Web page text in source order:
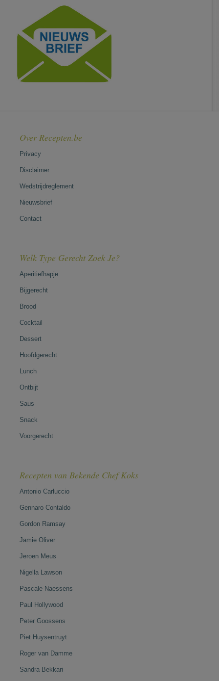
Over Recepten.be
Privacy
Disclaimer
Wedstrijdreglement
Nieuwsbrief
Contact
Welk Type Gerecht Zoek Je?
Aperitiefhapje
Bijgerecht
Brood
Cocktail
Dessert
Hoofdgerecht
Lunch
Ontbijt
Saus
Snack
Voorgerecht
Recepten van Bekende Chef Koks
Antonio Carluccio
Gennaro Contaldo
Gordon Ramsay
Jamie Oliver
Jeroen Meus
Nigella Lawson
Pascale Naessens
Paul Hollywood
Peter Goossens
Piet Huysentruyt
Roger van Damme
Sandra Bekkari